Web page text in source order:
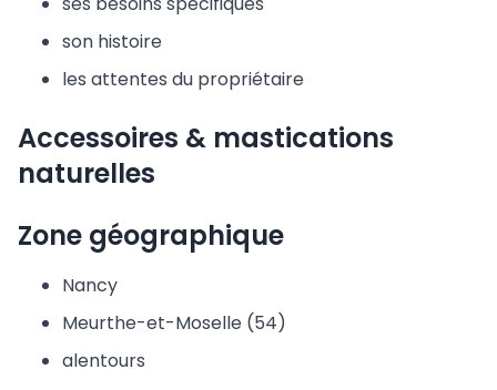
son histoire
les attentes du propriétaire
Accessoires & mastications
naturelles
Zone géographique
Nancy
Meurthe-et-Moselle (54)
alentours